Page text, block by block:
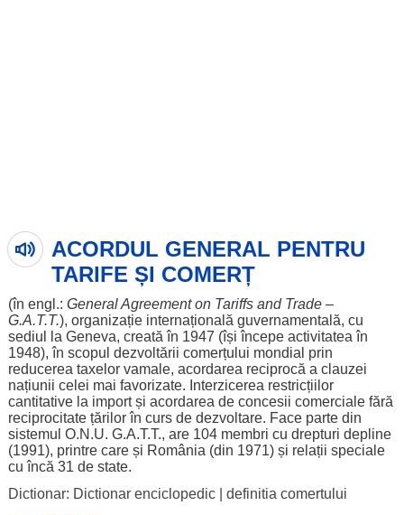
ACORDUL GENERAL PENTRU
TARIFE ȘI COMERȚ
(în engl.: GeneralAgreement onTariffs and Trade–
G.A.T.T.), organizație internațională guvernamentală, cu
sediul
la Geneva, creată în 1947 (îșiîncepe activitatea în
1948), în scopul dezvoltării comerțului mondial prin
reducerea taxelor vamale, acordarea reciprocă a clauzei
națiunii celei mai favorizate. Interzicerea restricțiilor
cantitativela importși acordarea de concesii comerciale fără
reciprocitate țărilorîn cursde dezvoltare. Face partedin
sistemul O.N.U. G.A.T.T., are 104 membri cu drepturi depline
(1991), printre care și România (din 1971) și relații speciale
cuîncă 31 de state.
Dictionar: Dictionar enciclopedic| definitia comertului